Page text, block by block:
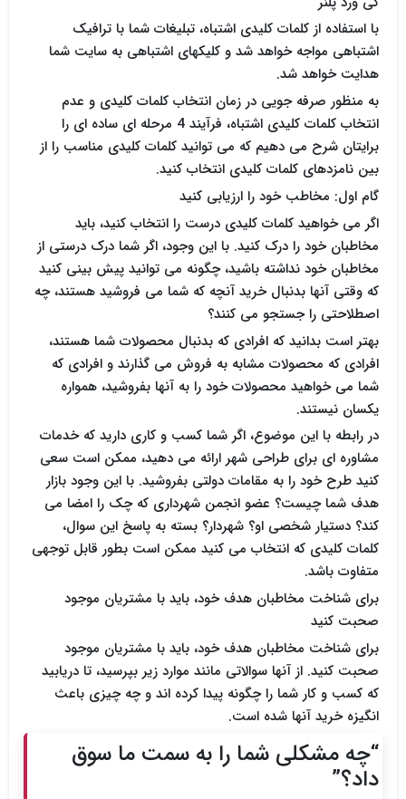
با استفاده از کلمات کلیدی اشتباه، تبلیغات شما با ترافیک
اشتباهی مواجه خواهد شد و کلیکهای اشتباهی به سایت شما
هدایت خواهد شد.
به منظور صرفه جویی در زمان انتخاب کلمات کلیدی و عدم
انتخاب کلمات کلیدی اشتباه، فرآیند 4 مرحله ای ساده ای را
برایتان شرح می دهیم که می توانید کلمات کلیدی مناسب را از
بین نامزدهای کلمات کلیدی انتخاب کنید.
گام اول: مخاطب خود را ارزیابی کنید
اگر می خواهید کلمات کلیدی درست را انتخاب کنید، باید
مخاطبان خود را درک کنید. با این وجود، اگر شما درک درستی از
مخاطبان خود نداشته باشید، چگونه می توانید پیش بینی کنید
که وقتی آنها بدنبال خرید آنچه که شما می فروشید هستند، چه
اصطلاحتی را جستجو می کنند؟
بهتر است بدانید که افرادی که بدنبال محصولات شما هستند،
افرادی که محصولات مشابه به فروش می گذارند و افرادی که
شما می خواهید محصولات خود را به آنها بفروشید، همواره
یکسان نیستند.
در رابطه با این موضوع، اگر شما کسب و کاری دارید که خدمات
مشاوره ای برای طراحی شهر ارائه می دهید، ممکن است سعی
کنید طرح خود را به مقامات دولتی بفروشید. با این وجود بازار
هدف شما چیست؟ عضو انجمن شهرداری که چک را امضا می
کند؟ دستیار شخصی او؟ شهردار؟ بسته به پاسخ این سوال،
کلمات کلیدی که انتخاب می کنید ممکن است بطور قابل توجهی
متفاوت باشد.
برای شناخت مخاطبان هدف خود، باید با مشتریان موجود
صحبت کنید
برای شناخت مخاطبان هدف خود، باید با مشتریان موجود
صحبت کنید. از آنها سوالاتی مانند موارد زیر بپرسید، تا دریابید
که کسب و کار شما را چگونه پیدا کرده اند و چه چیزی باعث
انگیزه خرید آنها شده است.
“چه مشکلی شما را به سمت ما سوق
داد؟”